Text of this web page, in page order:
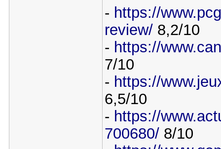
- https://
review/8,2/10
- https://
7/10
- https://
6,5/10
- https://
700680/8/10